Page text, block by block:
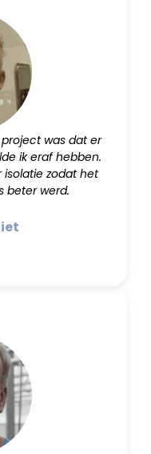
was dat er
ik eraf hebben.
isolatie zodat het
beter werd.